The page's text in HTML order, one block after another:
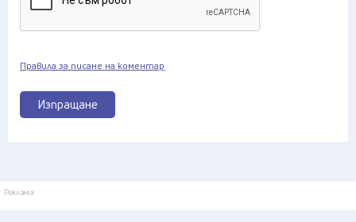
Изпращане
Правила за писане на коментар
Реклама